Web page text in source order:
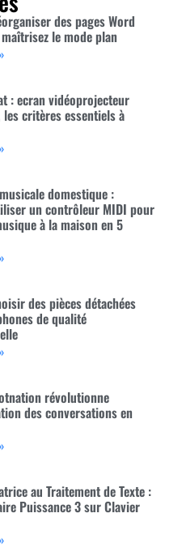
des pages Word
le mode plan
: ecran vidéoprojecteur
critères essentiels à
domestique :
un contrôleur MIDI pour
à la maison en 5
des pièces détachées
de qualité
révolutionne
des conversations en
au Traitement de Texte :
Puissance 3 sur Clavier